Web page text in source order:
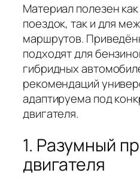
Материал полезен
поездок, так и для
маршрутoв.
подходят для
гибридных
рекомендаций
адаптируема под
двигателя.
1. Разумный
двигателя